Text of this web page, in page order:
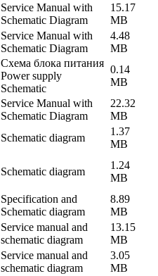
Service Manual with
Schematic Diagram
15.17
MB
Service Manual with
Schematic Diagram
4.48
MB
Схема блока питания
Power supply
Schematic
0.14
MB
Service Manual with
Schematic Diagram
22.32
MB
Schematic diagram
1.37
MB
Schematic diagram
1.24
MB
Specification and
Schematic diagram
8.89
MB
Service manual and
schematic diagram
13.15
MB
Service manual and
schematic diagram
3.05
MB